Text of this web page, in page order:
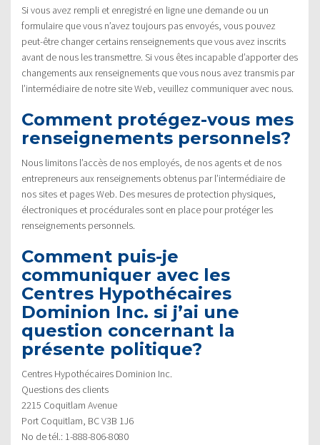
Si vous avez rempli et enregistré en ligne une demande ou un
formulaire que vous n’avez toujours pas envoyés, vous pouvez
peut-être changer certains renseignements que vous avez inscrits
avant de nous les transmettre. Si vous êtes incapable d’apporter des
changements aux renseignements que vous nous avez transmis par
l’intermédiaire de notre site Web, veuillez communiquer avec nous.
Comment protégez-vous mes
renseignements personnels?
Nous limitons l’accès de nos employés, de nos agents et de nos
entrepreneurs aux renseignements obtenus par l’intermédiaire de
nos sites et pages Web. Des mesures de protection physiques,
électroniques et procédurales sont en place pour protéger les
renseignements personnels.
Comment puis-je
communiquer avec les
Centres Hypothécaires
Dominion Inc. si j’ai une
question concernant la
présente politique?
Centres Hypothécaires Dominion Inc.
Questions des clients
2215 Coquitlam Avenue
Port Coquitlam, BC V3B 1J6
No de tél.: 1-888-806-8080